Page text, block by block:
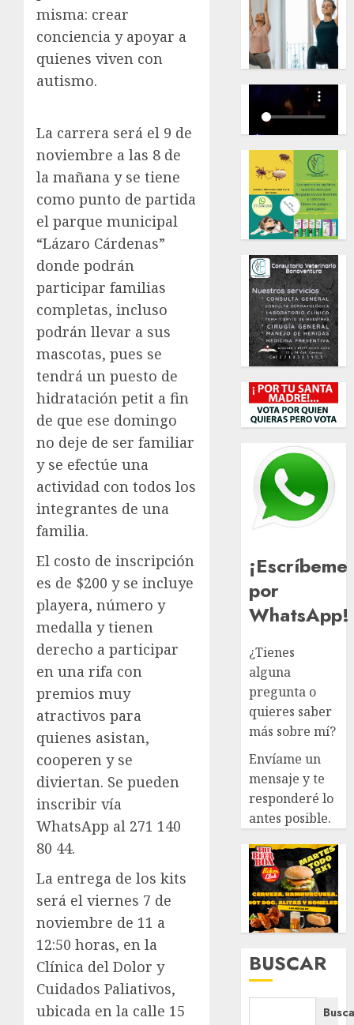
misma: crear
conciencia y apoyar a
quienes viven con
autismo.
La carrera será el 9 de
noviembre a las 8 de
la mañana y se tiene
como punto de partida
el parque municipal
“Lázaro Cárdenas”
donde podrán
participar familias
completas, incluso
podrán llevar a sus
mascotas, pues se
tendrá un puesto de
hidratación petit a fin
de que ese domingo
no deje de ser familiar
y se efectúe una
actividad con todos los
integrantes de una
familia.
El costo de inscripción
es de $200 y se incluye
playera, número y
medalla y tienen
derecho a participar
en una rifa con
premios muy
atractivos para
quienes asistan,
cooperen y se
diviertan. Se pueden
inscribir vía
WhatsApp al 271 140
80 44.
La entrega de los kits
será el viernes 7 de
noviembre de 11 a
12:50 horas, en la
Clínica del Dolor y
Cuidados Paliativos,
ubicada en la calle 15
¡Escríbeme
por
WhatsApp!
¿Tienes
alguna
pregunta o
quieres saber
más sobre mí?
Envíame un
mensaje y te
responderé lo
antes posible.
BUSCAR